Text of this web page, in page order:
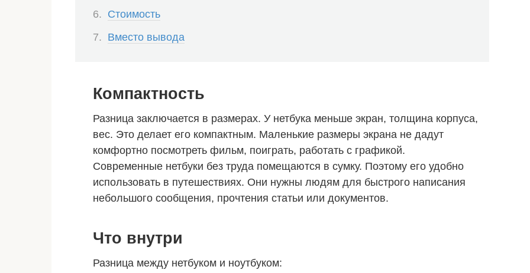
Стоимость
Вместо вывода
Компактность
Разница заключается в размерах. У нетбука меньше экран, толщина корпуса,
вес. Это делает его компактным. Маленькие размеры экрана не дадут
комфортно посмотреть фильм, поиграть, работать с графикой.
Современные нетбуки без труда помещаются в сумку. Поэтому его удобно
использовать в путешествиях. Они нужны людям для быстрого написания
небольшого сообщения, прочтения статьи или документов.
Что внутри
Разница между нетбуком и ноутбуком: